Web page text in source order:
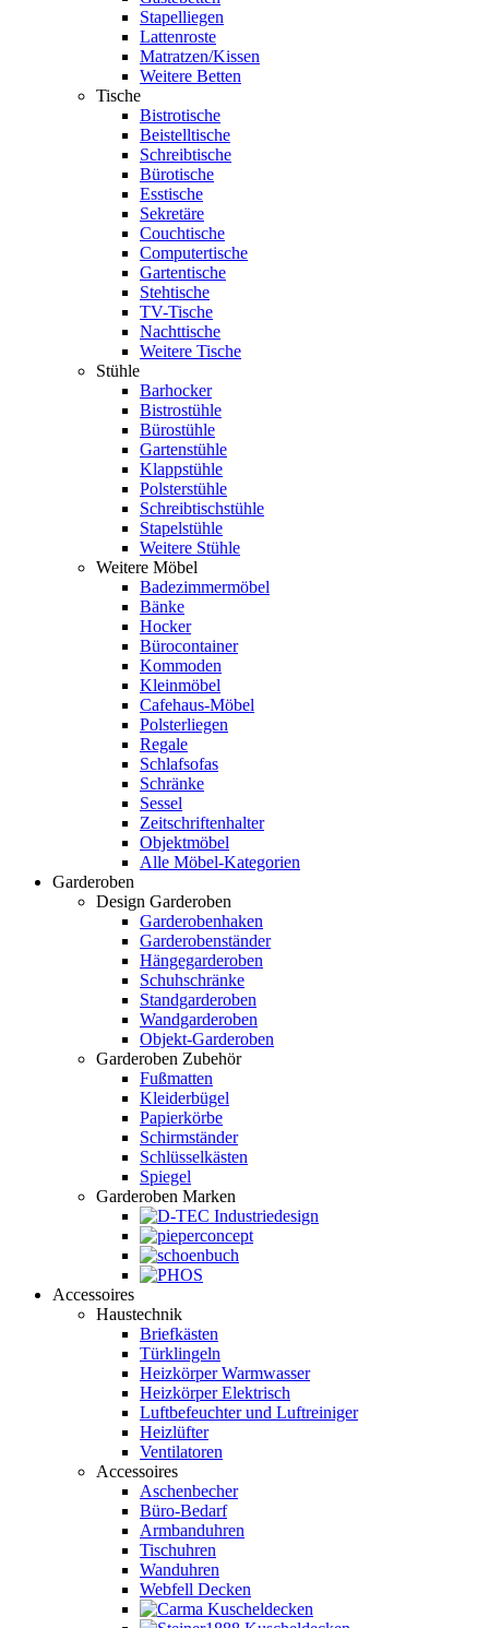
Stapelliegen
Lattenroste
Matratzen/Kissen
Weitere Betten
Tische
Bistrotische
Beistelltische
Schreibtische
Bürotische
Esstische
Sekretäre
Couchtische
Computertische
Gartentische
Stehtische
TV-Tische
Nachttische
Weitere Tische
Stühle
Barhocker
Bistrostühle
Bürostühle
Gartenstühle
Klappstühle
Polsterstühle
Schreibtischstühle
Stapelstühle
Weitere Stühle
Weitere Möbel
Badezimmermöbel
Bänke
Hocker
Bürocontainer
Kommoden
Kleinmöbel
Cafehaus-Möbel
Polsterliegen
Regale
Schlafsofas
Schränke
Sessel
Zeitschriftenhalter
Objektmöbel
Alle Möbel-Kategorien
Garderoben
Design Garderoben
Garderobenhaken
Garderobenständer
Hängegarderoben
Schuhschränke
Standgarderoben
Wandgarderoben
Objekt-Garderoben
Garderoben Zubehör
Fußmatten
Kleiderbügel
Papierkörbe
Schirmständer
Schlüsselkästen
Spiegel
Garderoben Marken
Accessoires
Haustechnik
Briefkästen
Türklingeln
Heizkörper Warmwasser
Heizkörper Elektrisch
Luftbefeuchter und Luftreiniger
Heizlüfter
Ventilatoren
Accessoires
Aschenbecher
Büro-Bedarf
Armbanduhren
Tischuhren
Wanduhren
Webfell Decken